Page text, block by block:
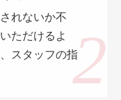
れないか不
ただけるよ
スタッフの指